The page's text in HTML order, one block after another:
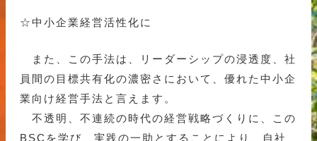
☆中小企業経営活性化に
また、この手法は、リーダーシップの浸透度、社
員間の目標共有化の濃密さにおいて、優れた中小企
業向け経営手法と言えます。
不透明、不連続の時代の経営戦略づくりに、この
BSCを学び、実践の一助とすることにより、自社